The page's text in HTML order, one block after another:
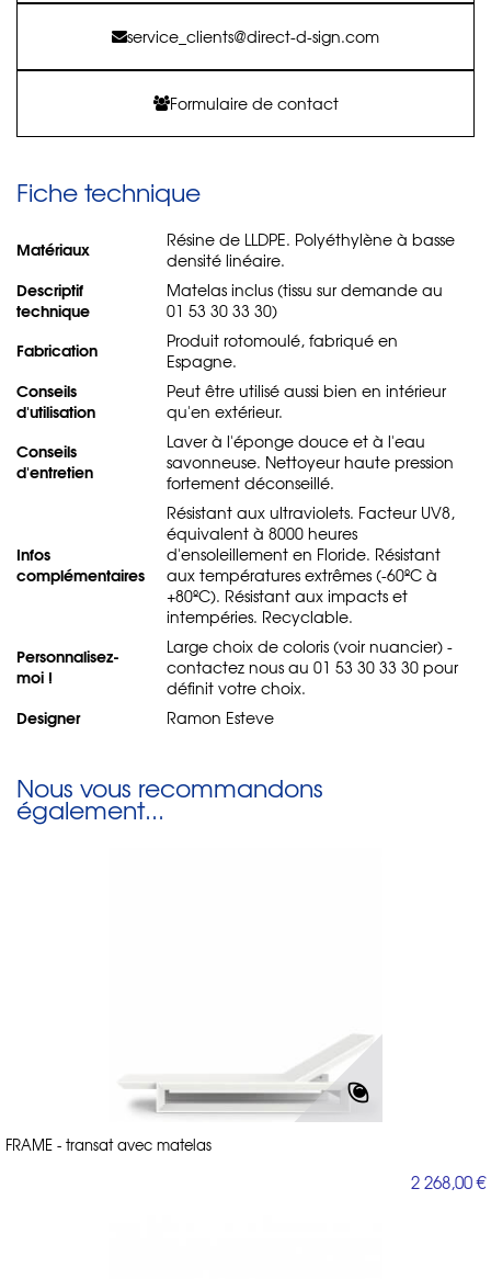
service_clients@direct-d-sign.com
Formulaire de contact
Fiche technique
Matériaux
Résine de LLDPE. Polyéthylène à basse
densité linéaire.
Descriptif
technique
Matelas inclus (tissu sur demande au
01 53 30 33 30)
Fabrication
Produit rotomoulé, fabriqué en
Espagne.
Conseils
d'utilisation
Peut être utilisé aussi bien en intérieur
qu'en extérieur.
Conseils
d'entretien
Laver à l'éponge douce et à l'eau
savonneuse. Nettoyeur haute pression
fortement déconseillé.
Infos
complémentaires
Résistant aux ultraviolets. Facteur UV8,
équivalent à 8000 heures
d'ensoleillement en Floride. Résistant
aux températures extrêmes (-60ºC à
+80ºC). Résistant aux impacts et
intempéries. Recyclable.
Personnalisez-
moi !
Large choix de coloris (voir nuancier) -
contactez nous au 01 53 30 33 30 pour
définit votre choix.
Designer Ramon Esteve
Nous vous recommandons
également...
FRAME - transat avec matelas
2 268,00 €